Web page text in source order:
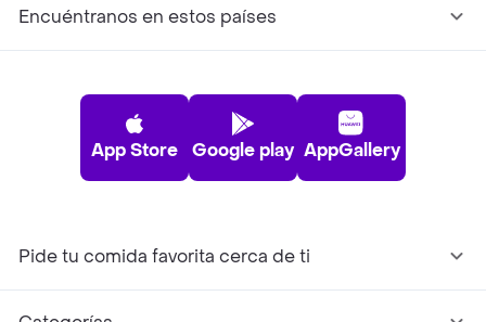
Encuéntranos en estos países
App Store Google play AppGallery
Pide tu comida favorita cerca de ti